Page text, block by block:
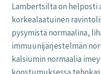
Lambertsilta on helposti
korkealaatuinen
pysymistä normaalina,
immuunijärjestelmän
kalsiumin normaalia
koostumuksessa